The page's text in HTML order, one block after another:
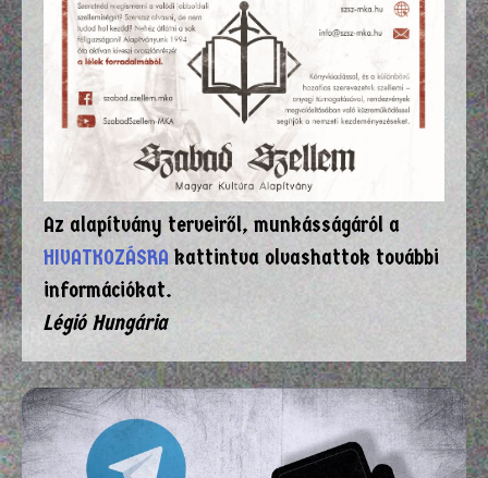
Az alapítvány terveiről, munkásságáról a
HIVATKOZÁSRA kattintva olvashattok további
információkat.
Légió Hungária